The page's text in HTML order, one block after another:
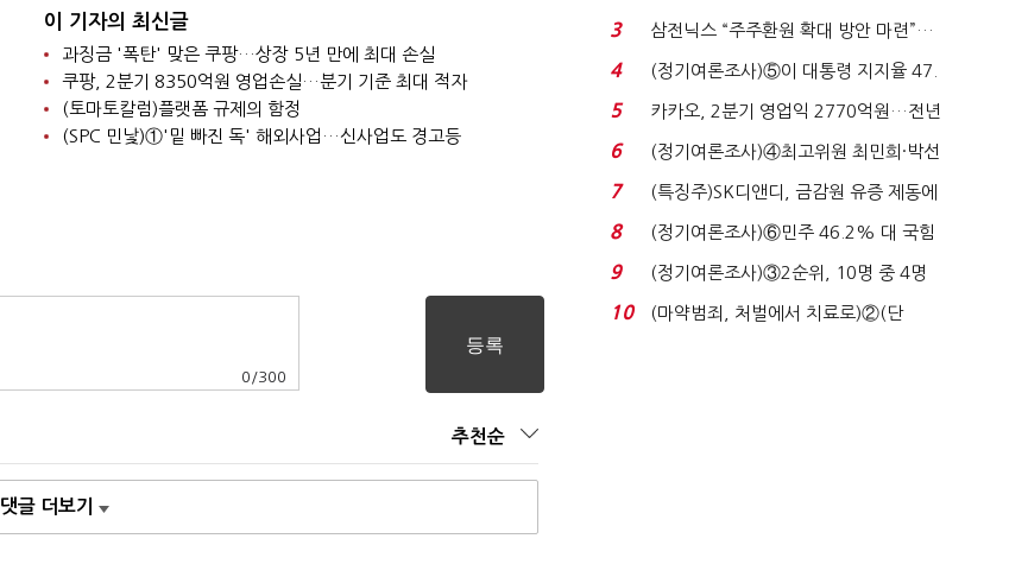
이 기자의 최신글
과징금 '폭탄' 맞은 쿠팡…상장 5년 만에 최대 손실
쿠팡, 2분기 8350억원 영업손실…분기 기준 최대 적자
(토마토칼럼)플랫폼 규제의 함정
(SPC 민낯)①'밑 빠진 독' 해외사업…신사업도 경고등
0 /300
추천순
댓글 더보기
'초접전'…대통령 ...
3
삼전닉스 “주주환원 확대 방안 마련”…
로이터에 성명...
4
(정기여론조사)⑤이 대통령 지지율 47.
7%…일주일 만에 ...
5
카카오, 2분기 영업익 2770억원…전년
비 36% 증가...
6
(정기여론조사)④최고위원 최민희·박선
원 '양강'…서미...
7
(특징주)SK디앤디, 금감원 유증 제동에
장 초반 상한가...
8
(정기여론조사)⑥민주 46.2% 대 국힘
31.0%…오차범위 밖 ...
9
(정기여론조사)③2순위, 10명 중 4명
'송영길'…정청래 '한 ...
10
(마약범죄, 처벌에서 치료로)②(단